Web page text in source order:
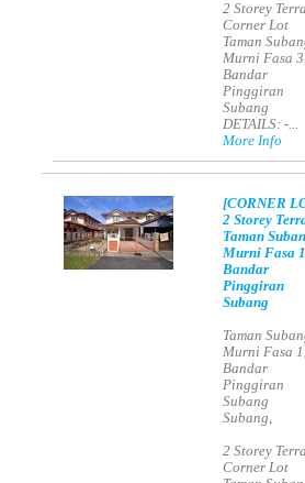
2 Storey
Corner Lot
Taman
Murni Fasa
Bandar
Pinggiran
Subang
DETAILS: -...
More Info
[CORNER
2 Storey
Taman
Murni Fasa
Bandar
Pinggiran
Subang
Taman
Murni Fasa
Bandar
Pinggiran
Subang
Subang,
2 Storey
Corner Lot